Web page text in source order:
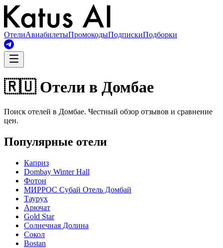
ОтелиАвиабилетыПромокодыПодпискиПодборки
🇷🇺 Отели в Домбае
Поиск отелей в Домбае. Честный обзор отзывов и сравнение
цен.
Популярные отели
Каприз
Dombay Winter Hall
Фотон
МИРРОС Субай Отель Домбай
Таурух
Арючат
Gold Star
Солнечная Долина
Сокол
Bostan